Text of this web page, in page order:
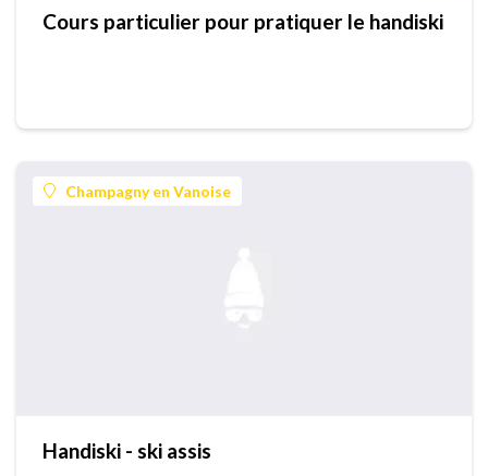
Cours particulier pour pratiquer le handiski
Champagny en Vanoise
Handiski - ski assis